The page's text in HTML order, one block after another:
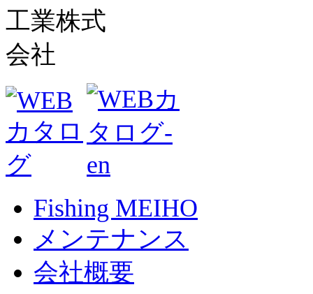
Fishing MEIHO
メンテナンス
会社概要